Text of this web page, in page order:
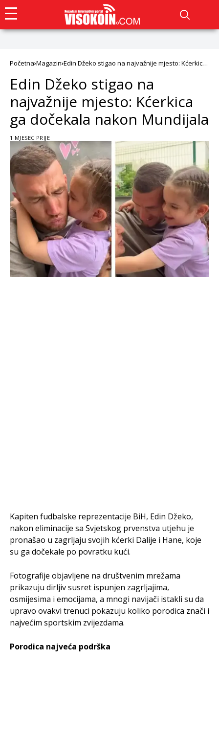
Početna Magazin Edin Džeko stigao na najvažnije mjesto: Kćerkica
Edin Džeko stigao na
najvažnije mjesto: Kćerkica
ga dočekala nakon Mundijala
1 MJESEC PRIJE
Kapiten fudbalske reprezentacije BiH, Edin Džeko,
nakon eliminacije sa Svjetskog prvenstva utjehu je
pronašao u zagrljaju svojih kćerki Dalije i Hane, koje
su ga dočekale po povratku kući.
Fotografije objavljene na društvenim mrežama
prikazuju dirljiv susret ispunjen zagrljajima,
osmijesima i emocijama, a mnogi navijači istakli su da
upravo ovakvi trenuci pokazuju koliko porodica znači i
najvećim sportskim zvijezdama.
Porodica najveća podrška